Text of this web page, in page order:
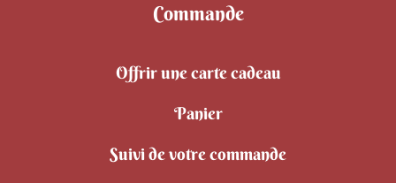
Commande
Offrir une carte cadeau
Panier
Suivi de votre commande